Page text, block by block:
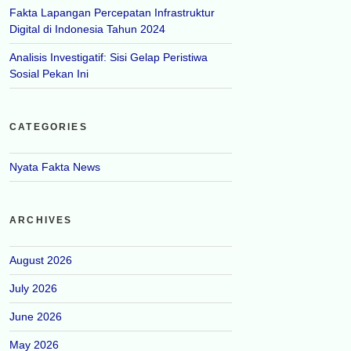
Fakta Lapangan Percepatan Infrastruktur
Digital di Indonesia Tahun 2024
Analisis Investigatif: Sisi Gelap Peristiwa
Sosial Pekan Ini
CATEGORIES
Nyata Fakta News
ARCHIVES
August 2026
July 2026
June 2026
May 2026